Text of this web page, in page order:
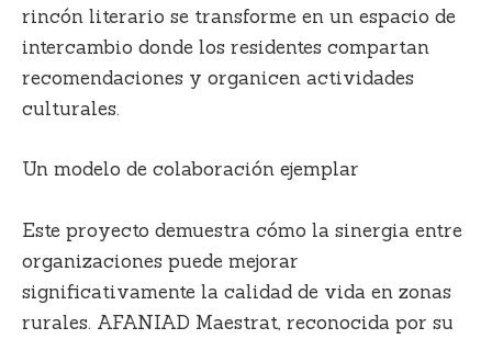
rincón literario se transforme en un espacio de
intercambio donde los residentes compartan
recomendaciones y organicen actividades
culturales.
Un modelo de colaboración ejemplar
Este proyecto demuestra cómo la sinergia entre
organizaciones puede mejorar
significativamente la calidad de vida en zonas
rurales. AFANIAD Maestrat, reconocida por su